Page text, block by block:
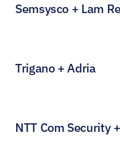
Semsysco + Lam
Trigano + Adria
NTT Com Security